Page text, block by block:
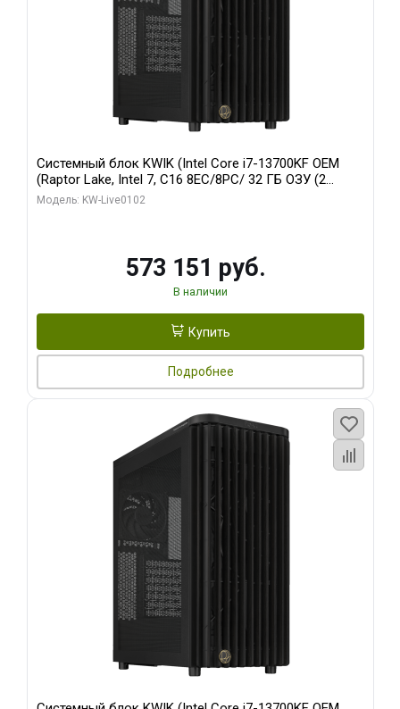
Системный блок KWIK (Intel Core i7-13700KF OEM
(Raptor Lake, Intel 7, C16 8EC/8PC/ 32 ГБ ОЗУ (2
модуля)/ Afox RTX4090 24GB GDDR6X 384-Bit 3xDP
Модель: KW-Live0102
573 151 руб.
В наличии
Купить
Подробнее